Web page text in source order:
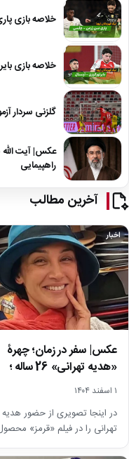
خلاصه بازی پاری سن ژرمن 5 – 2
خلاصه بازی بایرلورکوزن 1 – 1 آرسنال
گلزنی سردار
عکس| آیت الله
راهپیمایی
آخرین مطالب
اخبار
عکس| سفر در زمان؛ چهرۀ
«هدیه تهرانی» 26 ساله ؛
زیبایی خانم…۱ اسفند ۱۴۰۴
در اینجا تصویری از حضور هدیه
تهرانی را در فیلم «قرمز»
سال 1377 ملاحظه می‌کنید.